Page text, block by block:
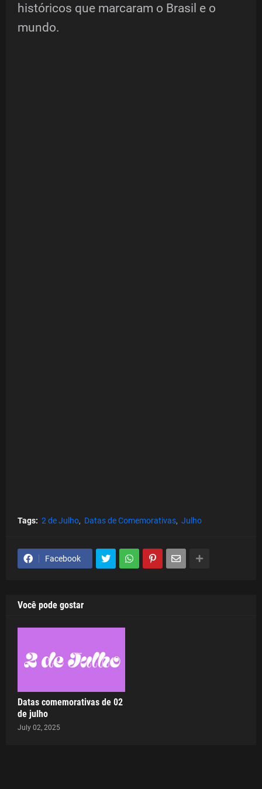
históricos que marcaram o Brasil e o
mundo.
Tags: 2 de Julho Datas de Comemorativas Julho
Facebook
Você pode gostar
Datas comemorativas de 02
de julho
July 02, 2025